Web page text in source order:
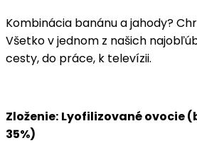
Kombinácia banánu a jahody?
Všetko v jednom z našich
cesty, do práce, k televízii.
Zloženie: Lyofilizované ovocie
35%)